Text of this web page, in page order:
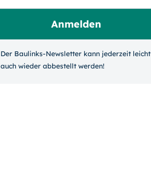
Der Baulinks-Newsletter kann jeder­zeit leicht
auch wieder ab­bestellt werden!